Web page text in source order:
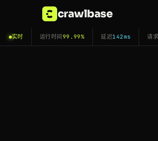
crawlbase
实时 运行时间 99.99% 延迟142ms 请